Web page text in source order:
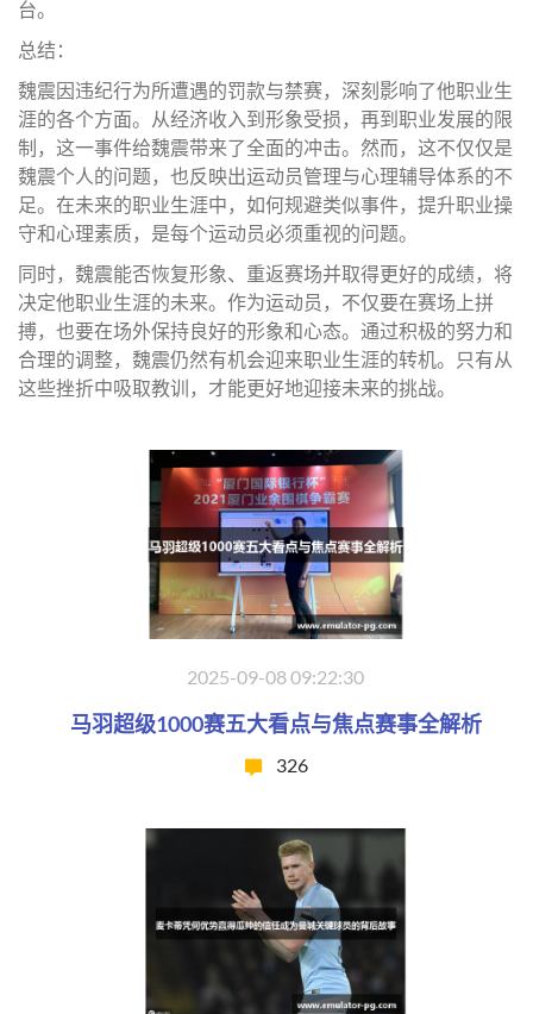
台。
总结：
魏震因违纪行为所遭遇的罚款与禁赛，深刻影响了他职业生
涯的各个方面。从经济收入到形象受损，再到职业发展的限
制，这一事件给魏震带来了全面的冲击。然而，这不仅仅是
魏震个人的问题，也反映出运动员管理与心理辅导体系的不
足。在未来的职业生涯中，如何规避类似事件，提升职业操
守和心理素质，是每个运动员必须重视的问题。
同时，魏震能否恢复形象、重返赛场并取得更好的成绩，将
决定他职业生涯的未来。作为运动员，不仅要在赛场上拼
搏，也要在场外保持良好的形象和心态。通过积极的努力和
合理的调整，魏震仍然有机会迎来职业生涯的转机。只有从
这些挫折中吸取教训，才能更好地迎接未来的挑战。
2025-09-08 09:22:30
马羽超级1000赛五大看点与焦点赛事全解析
326